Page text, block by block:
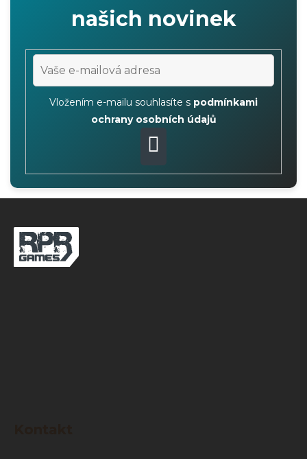
našich novinek
Vložením e-mailu souhlasíte s podmínkami
ochrany osobních údajů
PŘIHLÁSIT
SE